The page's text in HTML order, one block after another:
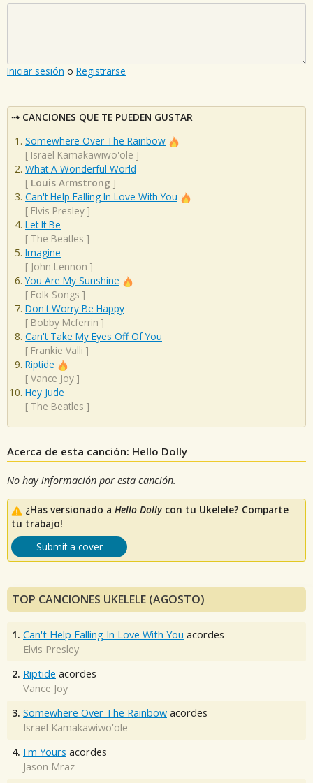
Iniciar sesión o Registrarse
CANCIONES QUE TE PUEDEN GUSTAR
Somewhere Over The Rainbow
[ Israel Kamakawiwo'ole ]
What A Wonderful World
[ Louis Armstrong ]
Can't Help Falling In Love With You
[ Elvis Presley ]
Let It Be
[ The Beatles ]
Imagine
[ John Lennon ]
You Are My Sunshine
[ Folk Songs ]
Don't Worry Be Happy
[ Bobby Mcferrin ]
Can't Take My Eyes Off Of You
[ Frankie Valli ]
Riptide
[ Vance Joy ]
Hey Jude
[ The Beatles ]
Acerca de esta canción: Hello Dolly
No hay información por esta canción.
¿Has versionado a Hello Dollycon tu Ukelele? Comparte
tu trabajo!
Submit a cover
TOP CANCIONES UKELELE (AGOSTO)
1. Can't Help Falling In Love With You acordes
Elvis Presley
2. Riptide acordes
Vance Joy
3. Somewhere Over The Rainbow acordes
Israel Kamakawiwo'ole
4. I'm Yours acordes
Jason Mraz